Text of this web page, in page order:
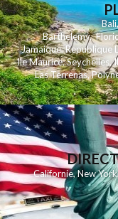
Bali
Barthelemy,
Jamaique,Republique
Ile Maurice,Seychelles,
Las Terrenas,
Californie,New York